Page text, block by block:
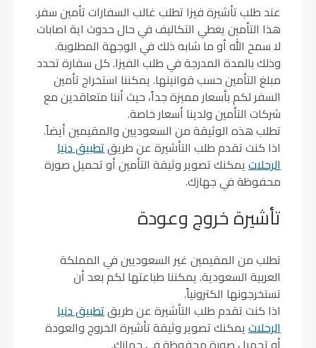
عند طلب تأشيرة فيزا تطلب غالب السفارات تأمين سفر.
هذا التأمين يغطي التكاليف في حال حدوث اية اصابات
لا سمح الله أو ما شابه ذلك في الوجهة المطلوبة.
وذلك بالمدة المدرجة في طلب الفيزا. كل سفارة تحدد
مبلغ التأمين حسب قوانينها. يمكننا استخراج تأمين
السفر لكم بأسعار مميزة جداً، حيث أننا متعاقدين مع
شركات التأمين ولدينا أسعار خاصة.
تطلب هذه الوثيقة من السعوديين والمقيمين أيضاً.
اذا كنت تقدم طلب التأشيرة عن طريقتطبيق دنيا
الرحلات يمكنك تصوير وثيقة التأمين أو تحميل صورة
محفوظة في جهازك.
تأشيرة خروج وعودة
تطلب من المقيمين غير السعوديين في المملكة
العربية السعودية. يمكننا طباعتها لكم بعد أن
تستخرجونها الكترونياً.
اذا كنت تقدم طلب التأشيرة عن طريقتطبيق دنيا
الرحلاتيمكنك تصوير وثيقة تأشيرة الخروج والعودة